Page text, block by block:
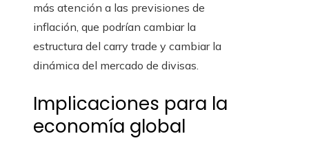
más atención a las previsiones de
inflación, que podrían cambiar la
estructura del carry trade y cambiar la
dinámica del mercado de divisas.
Implicaciones para la
economía global